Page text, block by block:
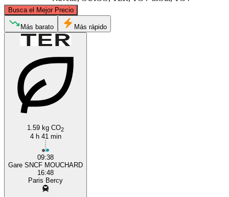
Busca el Mejor Precio
Paris
©CARTO, © OpenStreetMap contributors
Más barato Más rápido
1.59 kg CO2
4 h 41 min
09:38
Gare SNCF MOUCHARD
16:48
Paris Bercy